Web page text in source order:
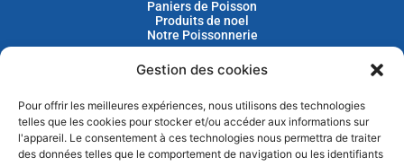
Gestion des cookies
Pour offrir les meilleures expériences, nous utilisons des technologies
telles que les cookies pour stocker et/ou accéder aux informations sur
l'appareil. Le consentement à ces technologies nous permettra de traiter
des données telles que le comportement de navigation ou les identifiants
Paniers de Poisson
Produits de noel
Notre Poissonnerie
Livraison
Blog
Devenir Client
Parrainage